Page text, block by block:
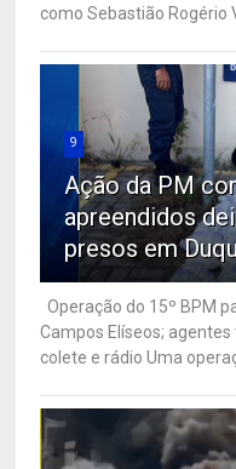
como Sebastião Rogério
9
Ação da PM
apreendidos
presos em
Operação do 15º BPM
Campos Elíseos;
colete e rádio Uma